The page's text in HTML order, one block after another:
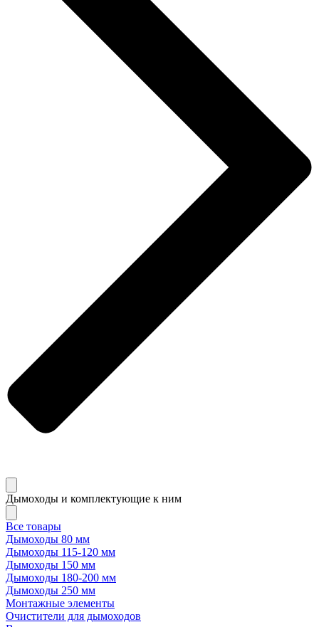
Дымоходы и комплектующие к ним
Все товары
Дымоходы 80 мм
Дымоходы 115-120 мм
Дымоходы 150 мм
Дымоходы 180-200 мм
Дымоходы 250 мм
Монтажные элементы
Очистители для дымоходов